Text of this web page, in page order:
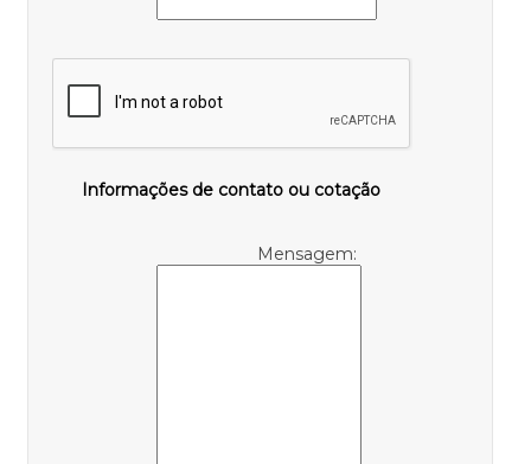
Informações de contato ou cotação
Mensagem: